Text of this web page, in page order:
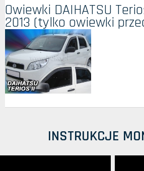
Owiewki DAIHATSU
2013 (tylko owiewki
INSTRUKCJE